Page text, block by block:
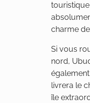
charme
Si vous
nord,
livrera le
île